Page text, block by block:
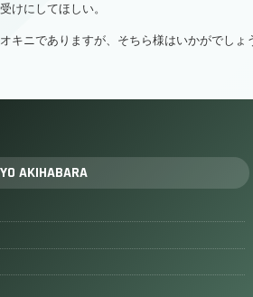
けにしてほしい。
キニでありますが、そちら様はいかがでしょ
AKIHABARA